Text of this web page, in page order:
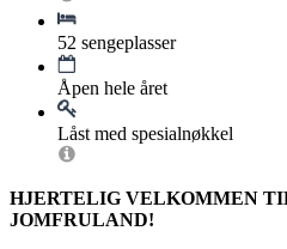
52 sengeplasser
Åpen hele året
Låst med spesialnøkkel
HJERTELIG VELKOMMEN
JOMFRULAND!